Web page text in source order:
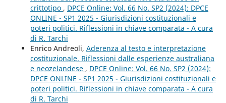
crittotipo , DPCE Online: Vol. 66 No. SP2 (2024): DPCE
ONLINE - SP1 2025 - Giurisdizioni costituzionali e
poteri politici. Riflessioni in chiave comparata - A cura
di R. Tarchi
Enrico Andreoli, Aderenza al testo e interpretazione
costituzionale. Riflessioni dalle esperienze australiana
e neozelandese , DPCE Online: Vol. 66 No. SP2 (2024):
DPCE ONLINE - SP1 2025 - Giurisdizioni costituzionali e
poteri politici. Riflessioni in chiave comparata - A cura
di R. Tarchi